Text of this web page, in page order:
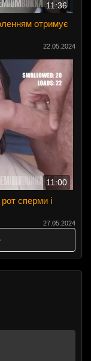
11:36
отримує
22.05.2024
11:00
сперми і
27.05.2024